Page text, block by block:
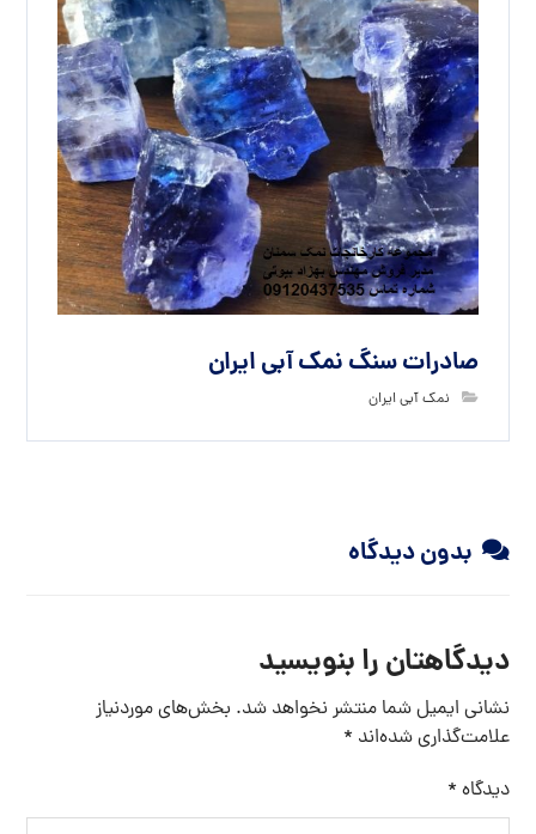
صادرات سنگ نمک آبی ایران
نمک آبی ایران
بدون دیدگاه
دیدگاهتان را بنویسید
نشانی ایمیل شما منتشر نخواهد شد. بخش‌های موردنیاز
علامت‌گذاری شده‌اند *
دیدگاه *